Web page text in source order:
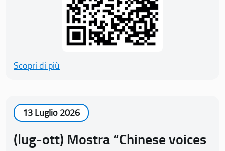
Scopri di più
13 Luglio 2026
(lug-ott) Mostra “Chinese voices